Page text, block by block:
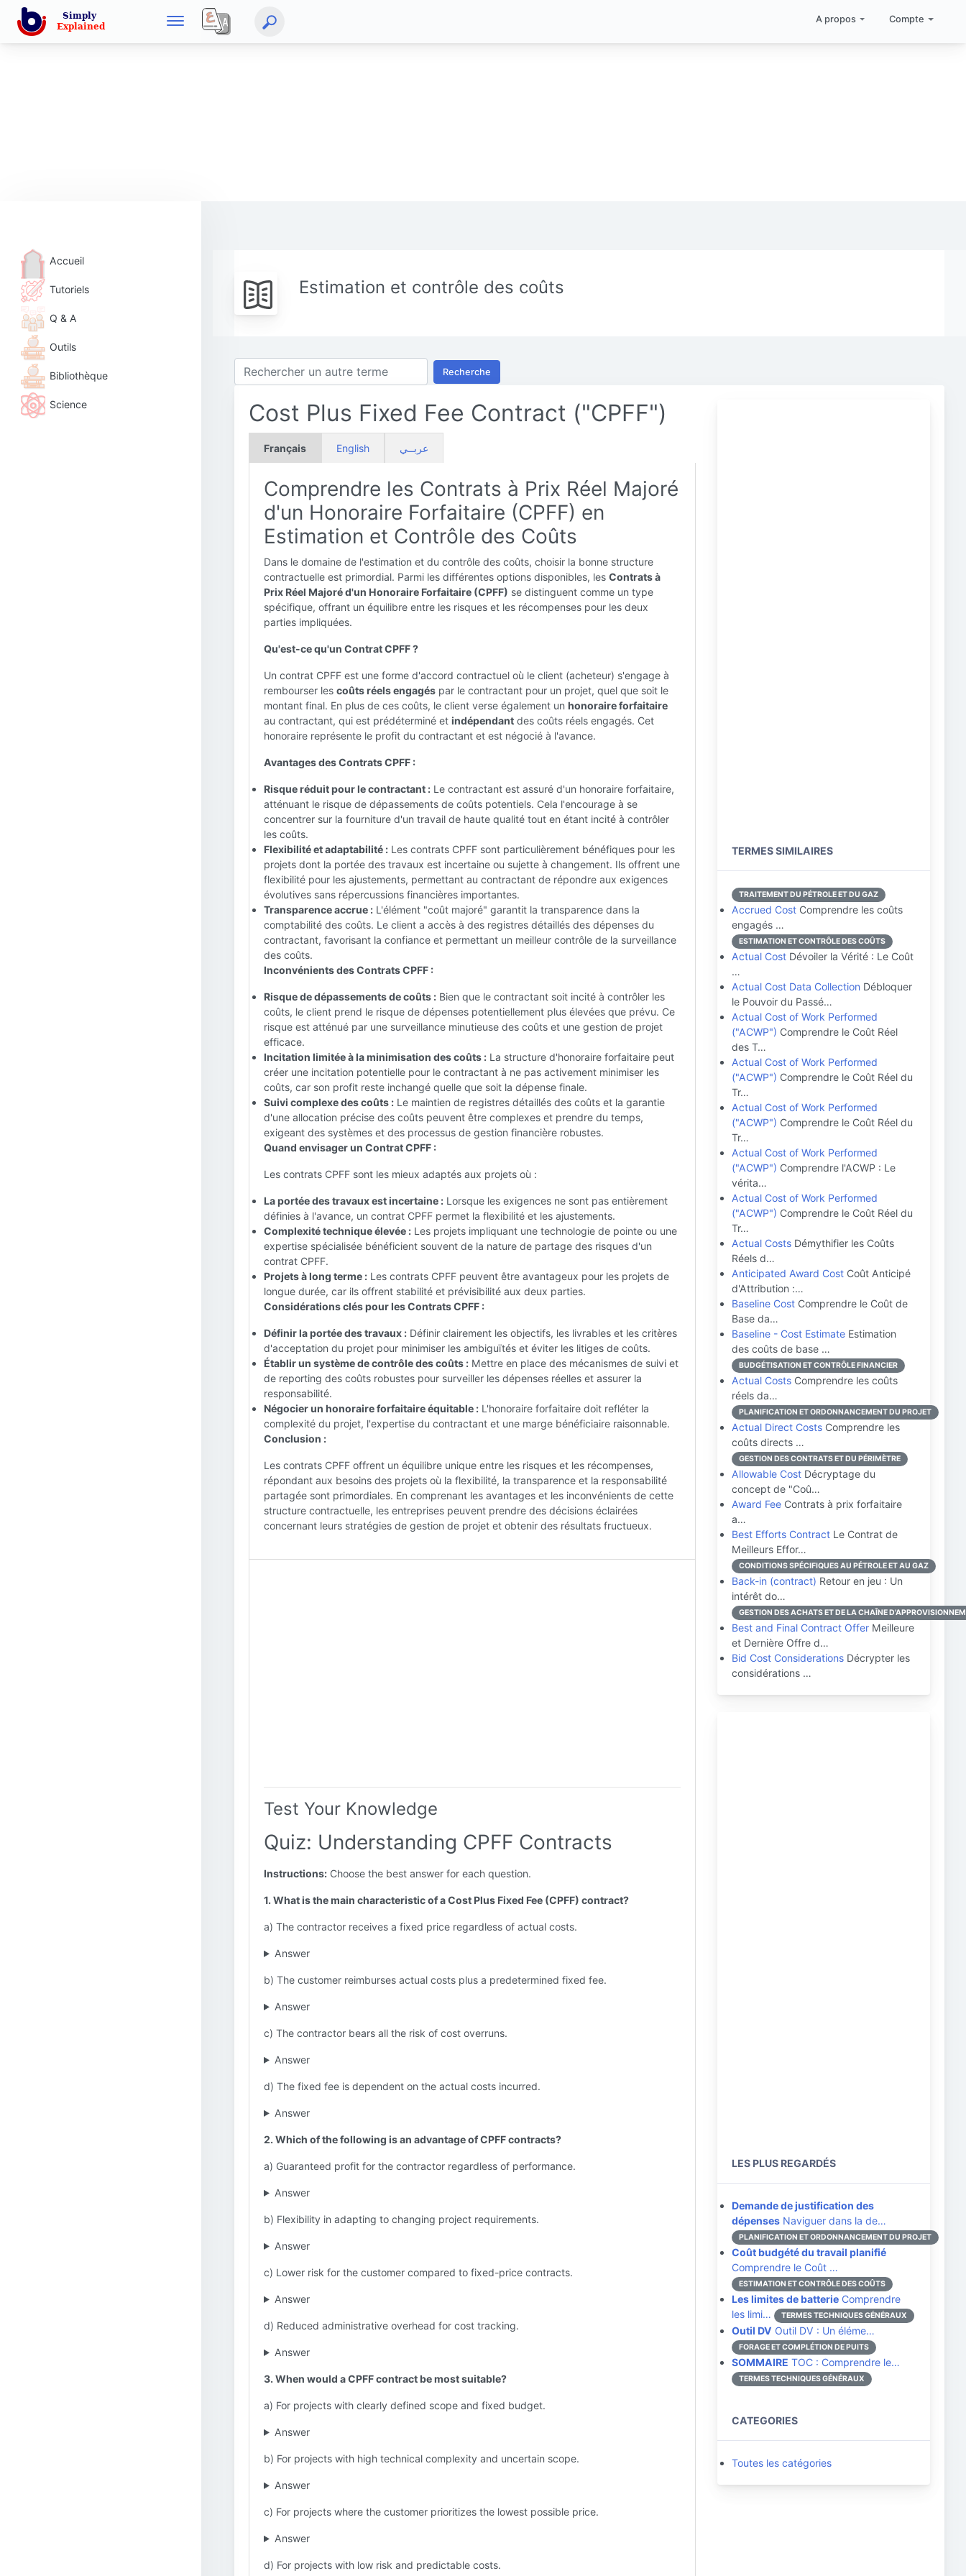
A propos Compte
Accueil
Tutoriels
Q & A
Outils
Bibliothèque
Science
Estimation et contrôle des coûts
Recherche
Cost Plus Fixed Fee Contract ("CPFF")
Français English عربــي
Comprendre les Contrats à Prix Réel Majoré
d'un Honoraire Forfaitaire (CPFF) en
Estimation et Contrôle des Coûts
Dans le domaine de l'estimation et du contrôle des coûts, choisir la bonne structure
contractuelle est primordial. Parmi les différentes options disponibles, les Contrats à
Prix Réel Majoré d'un Honoraire Forfaitaire (CPFF) se distinguent comme un type
spécifique, offrant un équilibre entre les risques et les récompenses pour les deux
parties impliquées.
Qu'est-ce qu'un Contrat CPFF ?
Un contrat CPFF est une forme d'accord contractuel où le client (acheteur) s'engage à
rembourser les coûts réels engagés par le contractant pour un projet, quel que soit le
montant final. En plus de ces coûts, le client verse également un honoraire forfaitaire
au contractant, qui est prédéterminé et indépendant des coûts réels engagés. Cet
honoraire représente le profit du contractant et est négocié à l'avance.
Avantages des Contrats CPFF :
Risque réduit pour le contractant : Le contractant est assuré d'un honoraire forfaitaire,
atténuant le risque de dépassements de coûts potentiels. Cela l'encourage à se
concentrer sur la fourniture d'un travail de haute qualité tout en étant incité à contrôler
les coûts.
Flexibilité et adaptabilité : Les contrats CPFF sont particulièrement bénéfiques pour les
projets dont la portée des travaux est incertaine ou sujette à changement. Ils offrent une
flexibilité pour les ajustements, permettant au contractant de répondre aux exigences
évolutives sans répercussions financières importantes.
Transparence accrue : L'élément "coût majoré" garantit la transparence dans la
comptabilité des coûts. Le client a accès à des registres détaillés des dépenses du
contractant, favorisant la confiance et permettant un meilleur contrôle de la surveillance
des coûts.
Inconvénients des Contrats CPFF :
Risque de dépassements de coûts : Bien que le contractant soit incité à contrôler les
coûts, le client prend le risque de dépenses potentiellement plus élevées que prévu. Ce
risque est atténué par une surveillance minutieuse des coûts et une gestion de projet
efficace.
Incitation limitée à la minimisation des coûts : La structure d'honoraire forfaitaire peut
créer une incitation potentielle pour le contractant à ne pas activement minimiser les
coûts, car son profit reste inchangé quelle que soit la dépense finale.
Suivi complexe des coûts : Le maintien de registres détaillés des coûts et la garantie
d'une allocation précise des coûts peuvent être complexes et prendre du temps,
exigeant des systèmes et des processus de gestion financière robustes.
Quand envisager un Contrat CPFF :
Les contrats CPFF sont les mieux adaptés aux projets où :
La portée des travaux est incertaine : Lorsque les exigences ne sont pas entièrement
définies à l'avance, un contrat CPFF permet la flexibilité et les ajustements.
Complexité technique élevée : Les projets impliquant une technologie de pointe ou une
expertise spécialisée bénéficient souvent de la nature de partage des risques d'un
contrat CPFF.
Projets à long terme : Les contrats CPFF peuvent être avantageux pour les projets de
longue durée, car ils offrent stabilité et prévisibilité aux deux parties.
Considérations clés pour les Contrats CPFF :
Définir la portée des travaux : Définir clairement les objectifs, les livrables et les critères
d'acceptation du projet pour minimiser les ambiguïtés et éviter les litiges de coûts.
Établir un système de contrôle des coûts : Mettre en place des mécanismes de suivi et
de reporting des coûts robustes pour surveiller les dépenses réelles et assurer la
responsabilité.
Négocier un honoraire forfaitaire équitable : L'honoraire forfaitaire doit refléter la
complexité du projet, l'expertise du contractant et une marge bénéficiaire raisonnable.
Conclusion :
Les contrats CPFF offrent un équilibre unique entre les risques et les récompenses,
répondant aux besoins des projets où la flexibilité, la transparence et la responsabilité
partagée sont primordiales. En comprenant les avantages et les inconvénients de cette
structure contractuelle, les entreprises peuvent prendre des décisions éclairées
concernant leurs stratégies de gestion de projet et obtenir des résultats fructueux.
Test Your Knowledge
Quiz: Understanding CPFF Contracts
Instructions: Choose the best answer for each question.
1. What is the main characteristic of a Cost Plus Fixed Fee (CPFF) contract?
a) The contractor receives a fixed price regardless of actual costs.
Answer
b) The customer reimburses actual costs plus a predetermined fixed fee.
Answer
c) The contractor bears all the risk of cost overruns.
Answer
d) The fixed fee is dependent on the actual costs incurred.
Answer
2. Which of the following is an advantage of CPFF contracts?
a) Guaranteed profit for the contractor regardless of performance.
Answer
b) Flexibility in adapting to changing project requirements.
Answer
c) Lower risk for the customer compared to fixed-price contracts.
Answer
d) Reduced administrative overhead for cost tracking.
Answer
3. When would a CPFF contract be most suitable?
a) For projects with clearly defined scope and fixed budget.
Answer
b) For projects with high technical complexity and uncertain scope.
Answer
c) For projects where the customer prioritizes the lowest possible price.
Answer
d) For projects with low risk and predictable costs.
TERMES SIMILAIRES
TRAITEMENT DU PÉTROLE ET DU GAZ
Accrued Cost Comprendre les coûts
engagés …
ESTIMATION ET CONTRÔLE DES COÛTS
Actual Cost Dévoiler la Vérité : Le Coût
…
Actual Cost Data Collection Débloquer
le Pouvoir du Passé…
Actual Cost of Work Performed
("ACWP") Comprendre le Coût Réel
des T…
Actual Cost of Work Performed
("ACWP") Comprendre le Coût Réel du
Tr…
Actual Cost of Work Performed
("ACWP") Comprendre le Coût Réel du
Tr…
Actual Cost of Work Performed
("ACWP") Comprendre l'ACWP : Le
vérita…
Actual Cost of Work Performed
("ACWP") Comprendre le Coût Réel du
Tr…
Actual Costs Démythifier les Coûts
Réels d…
Anticipated Award Cost Coût Anticipé
d'Attribution :…
Baseline Cost Comprendre le Coût de
Base da…
Baseline - Cost Estimate Estimation
des coûts de base …
BUDGÉTISATION ET CONTRÔLE FINANCIER
Actual Costs Comprendre les coûts
réels da…
PLANIFICATION ET ORDONNANCEMENT DU PROJET
Actual Direct Costs Comprendre les
coûts directs …
GESTION DES CONTRATS ET DU PÉRIMÈTRE
Allowable Cost Décryptage du
concept de "Coû…
Award Fee Contrats à prix forfaitaire
a…
Best Efforts Contract Le Contrat de
Meilleurs Effor…
CONDITIONS SPÉCIFIQUES AU PÉTROLE ET AU GAZ
Back-in (contract) Retour en jeu : Un
intérêt do…
GESTION DES ACHATS ET DE LA CHAÎNE
Best and Final Contract Offer Meilleure
et Dernière Offre d…
Bid Cost Considerations Décrypter les
considérations …
LES PLUS REGARDÉS
Demande de justification des
dépenses Naviguer dans la de…
PLANIFICATION ET ORDONNANCEMENT DU PROJET
Coût budgété du travail planifié
Comprendre le Coût …
ESTIMATION ET CONTRÔLE DES COÛTS
Les limites de batterie Comprendre
les limi…
TERMES TECHNIQUES GÉNÉRAUX
Outil DV Outil DV : Un éléme…
FORAGE ET COMPLÉTION DE PUITS
SOMMAIRE TOC : Comprendre le…
TERMES TECHNIQUES GÉNÉRAUX
CATEGORIES
Toutes les catégories